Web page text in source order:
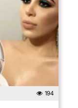
194